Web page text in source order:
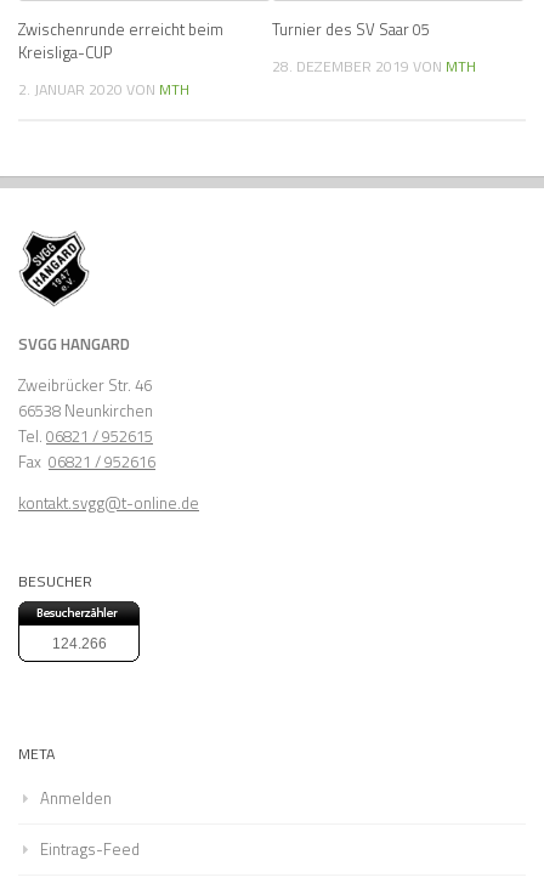
Zwischenrunde erreicht beim
Kreisliga-CUP
2. JANUAR 2020 VON MTH
Turnier des SV Saar 05
28. DEZEMBER 2019 VON MTH
SVGG HANGARD
Zweibrücker Str. 46
66538 Neunkirchen
Tel. 06821 / 952615
Fax 06821 / 952616
kontakt.svgg@t-online.de
BESUCHER
124.266
META
Anmelden
Eintrags-Feed